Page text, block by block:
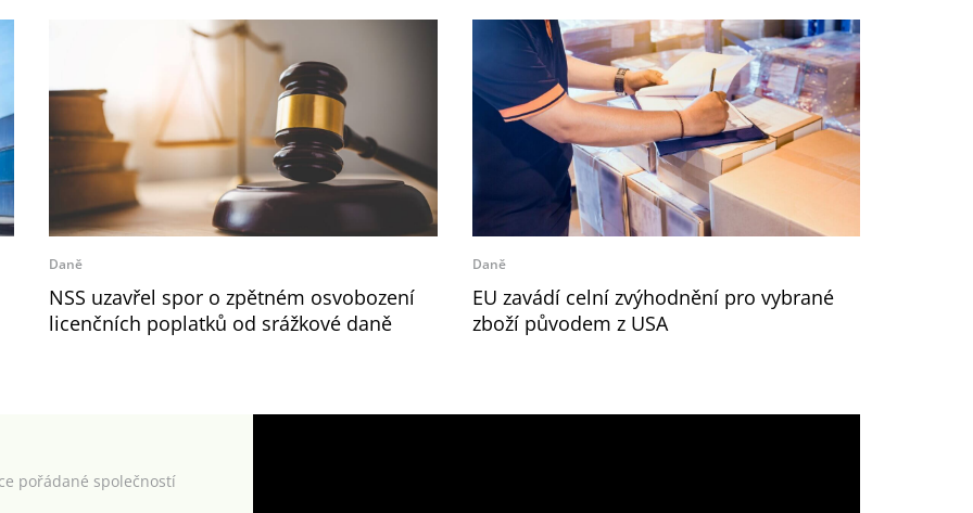
Daně
NSS uzavřel spor o zpětném osvobození
licenčních poplatků od srážkové daně
Daně
EU zavádí celní zvýhodnění pro vybrané
zboží původem z USA
pořádané společností